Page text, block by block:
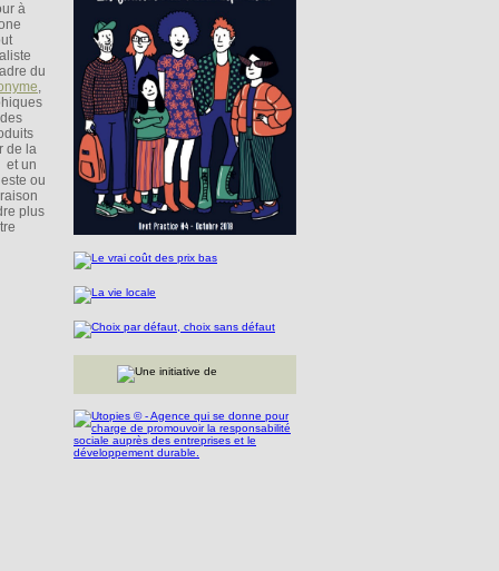
à
du
,
de la
et un
ou
plus